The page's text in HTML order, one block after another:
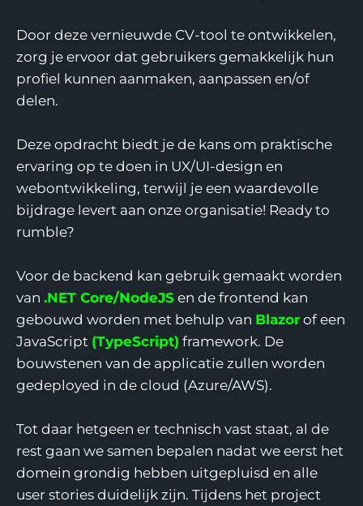
Door deze vernieuwde CV-tool te ontwikkelen,
zorg je ervoor dat gebruikers gemakkelijk hun
profiel kunnen aanmaken, aanpassen en/of
delen.
Deze opdracht biedt je de kans om praktische
ervaring op te doen in UX/UI-design en
webontwikkeling, terwijl je een waardevolle
bijdrage levert aan onze organisatie! Ready to
rumble?
Voor de backend kan gebruik gemaakt worden
van .NET Core/NodeJSen de frontend kan
gebouwd worden met behulp van Blazorof een
JavaScript (TypeScript) framework. De
bouwstenen van de applicatie zullen worden
gedeployed in de cloud (Azure/AWS).
Tot daar hetgeen er technisch vast staat, al de
rest gaan we samen bepalen nadat we eerst het
domein grondig hebben uitgepluisd en alle
user stories duidelijk zijn. Tijdens het project